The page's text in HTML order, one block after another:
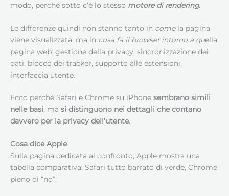
modo, perché sotto c’è lo stesso motore di rendering.
Le differenze quindi non stanno tanto in comela pagina
viene visualizzata, ma in cosa fa il browser intorno a quella
pagina web: gestione della privacy, sincronizzazione dei
dati, blocco dei tracker, supporto alle estensioni,
interfaccia utente.
Ecco perché Safari e Chrome su iPhone sembrano simili
nelle basi, ma si distinguono nei dettagli che contano
davvero per la privacy dell’utente.
Cosa dice Apple
Sulla pagina dedicata al confronto, Apple mostra una
tabella comparativa: Safari tutto barrato di verde, Chrome
pieno di “no”.